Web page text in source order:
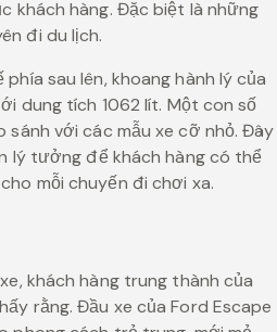
khách hàng. Đặc biệt là những
đi du lịch.
sau lên, khoang hành lý của
dung tích 1062 lít. Một con số
sánh với các mẫu xe cỡ nhỏ. Đây
lý tưởng để khách hàng có thể
mỗi chuyến đi chơi xa.
khách hàng trung thành của
rằng. Đầu xe của Ford Escape